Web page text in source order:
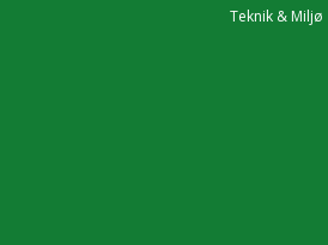
Teknik & Miljø